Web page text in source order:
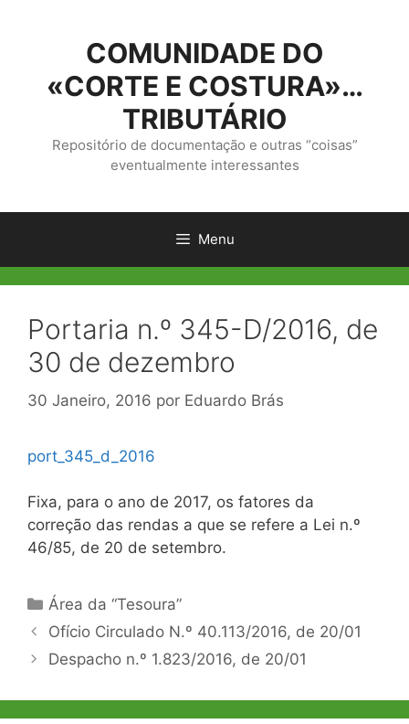
conteúdo
COMUNIDADE DO
«CORTE E COSTURA»…
TRIBUTÁRIO
Repositório de documentação e outras “coisas”
eventualmente interessantes
Menu
Portaria n.º 345-D/2016, de
30 de dezembro
30 Janeiro, 2016 por Eduardo Brás
port_345_d_2016
Fixa, para o ano de 2017, os fatores da
correção das rendas a que se refere a Lei n.º
46/85, de 20 de setembro.
Categorias
Área da “Tesoura”
Navegação
de
Ofício Circulado N.º 40.113/2016, de 20/01
Despacho n.º 1.823/2016, de 20/01